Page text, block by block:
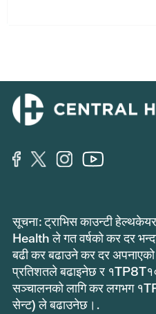
सूचना: ट्राभिस काउन्टी
Health ले गत वर्षको कर दर
बढी कर बढाउने कर दर
प्रतिशतले बढाइनेछ र
सञ्चालनको लागि कर लगभग
सेन्ट) ले बढाउनेछ।.